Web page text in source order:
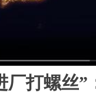
打螺丝”